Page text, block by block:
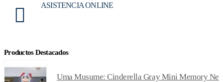
ASISTENCIA ONLINE
Productos Destacados
Uma Musume: Cinderella Gray Mini Memory